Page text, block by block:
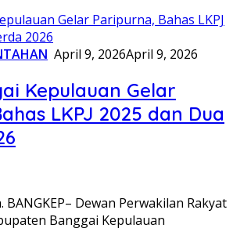
April 9, 2026April 9, 2026
Kepulauan Gelar
LKPJ 2025 dan Dua
BANGKEP– Dewan Perwakilan Rakyat
Banggai Kepulauan